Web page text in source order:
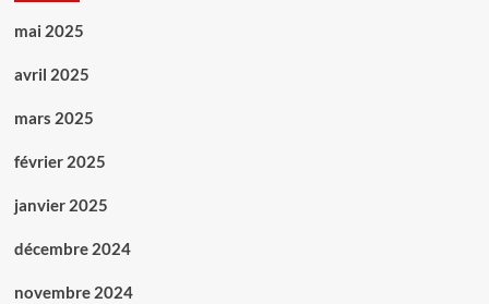
mai 2025
avril 2025
mars 2025
février 2025
janvier 2025
décembre 2024
novembre 2024